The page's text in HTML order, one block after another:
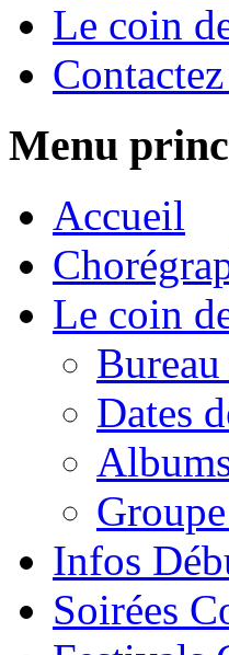
Le coin
Menu
Accueil
Le coin
Dates
Infos
Soirées